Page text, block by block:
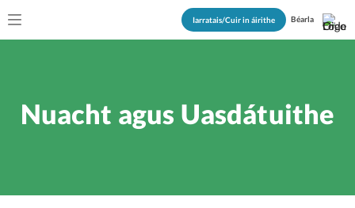
Iarratais/Cuir in áirithe Béarla
Nuacht agus Uasdátuithe